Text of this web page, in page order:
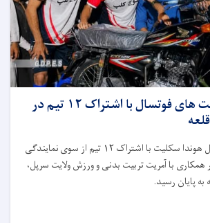
سرپل؛ پایان رقابت های فوتسال با اشتراک ۱۲ تیم در
رقابت های جام فوتسال هوندا سکلیت با اشتراک ۱۲ تیم از سوی نمایندگی
با آمریت تربیت بدنی و ورزش ولایت سرپل،
پایان رسید.